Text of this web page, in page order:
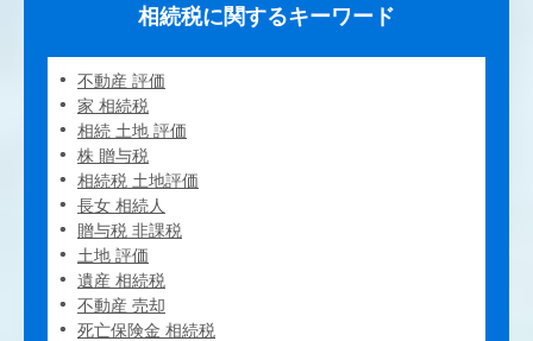
相続税に関するキーワード
不動産 評価
家 相続税
相続 土地 評価
株 贈与税
相続税 土地評価
長女 相続人
贈与税 非課税
土地 評価
遺産 相続税
不動産 売却
死亡保険金 相続税